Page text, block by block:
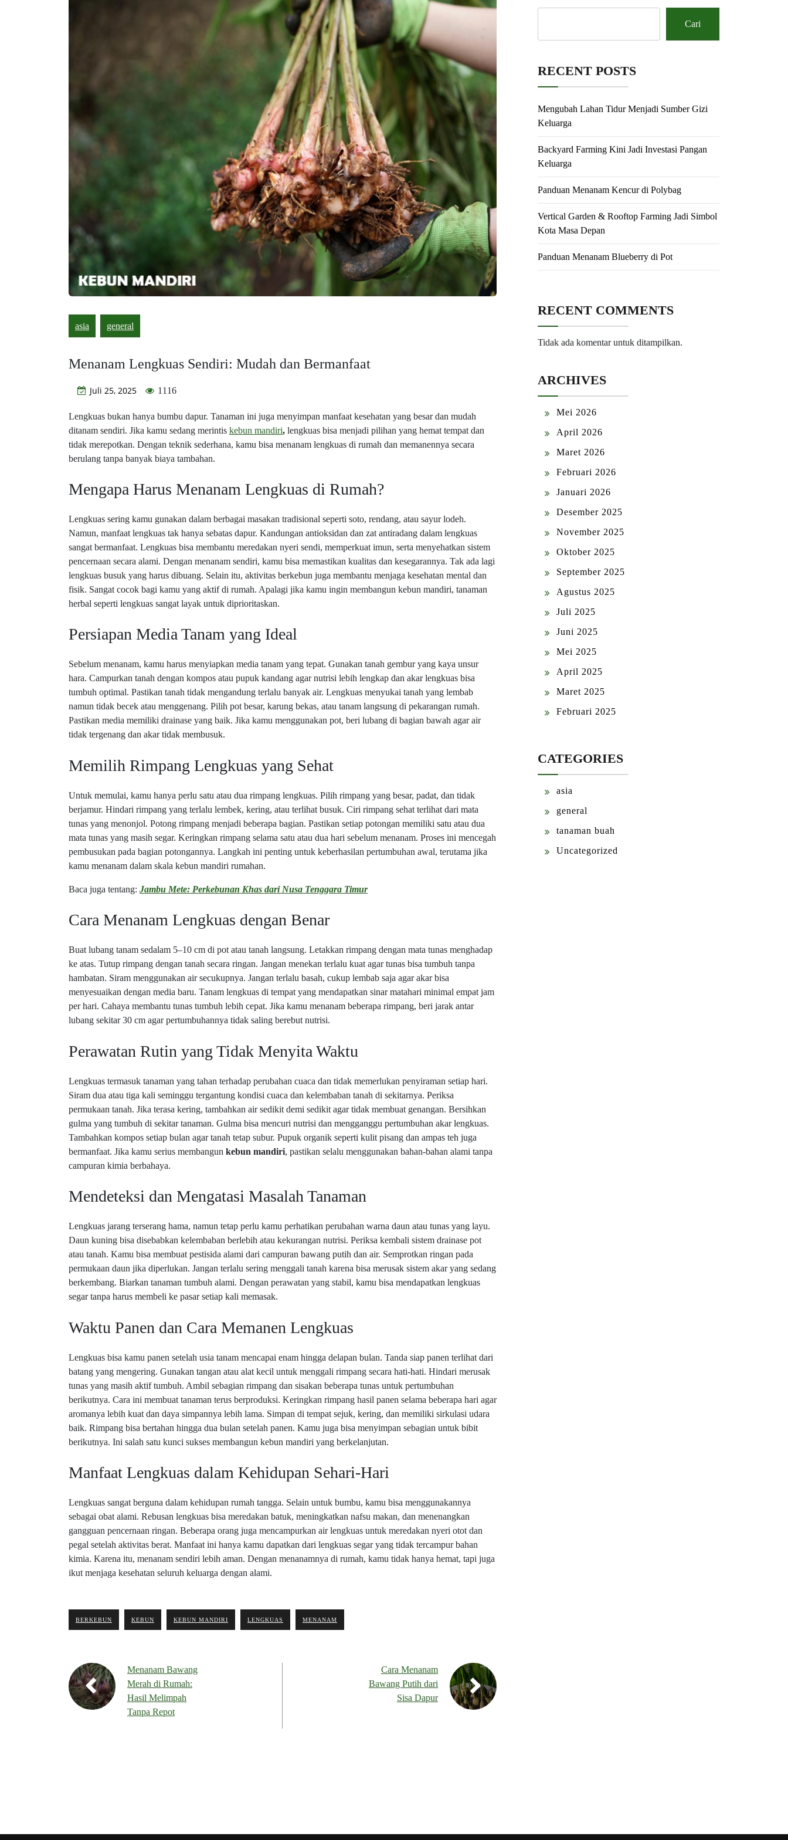
asia general
Menanam Lengkuas Sendiri: Mudah dan Bermanfaat
Juli 25, 2025 1116
Lengkuas bukan hanya bumbu dapur. Tanaman ini juga menyimpan manfaat kesehatan yang besar dan mudah
ditanam sendiri. Jika kamu sedang merintis kebun mandiri, lengkuas bisa menjadi pilihan yang hemat tempat dan
tidak merepotkan. Dengan teknik sederhana, kamu bisa menanam lengkuas di rumah dan memanennya secara
berulang tanpa banyak biaya tambahan.
Mengapa Harus Menanam Lengkuas di Rumah?
Lengkuas sering kamu gunakan dalam berbagai masakan tradisional seperti soto, rendang, atau sayur lodeh.
Namun, manfaat lengkuas tak hanya sebatas dapur. Kandungan antioksidan dan zat antiradang dalam lengkuas
sangat bermanfaat. Lengkuas bisa membantu meredakan nyeri sendi, memperkuat imun, serta menyehatkan sistem
pencernaan secara alami. Dengan menanam sendiri, kamu bisa memastikan kualitas dan kesegarannya. Tak ada lagi
lengkuas busuk yang harus dibuang. Selain itu, aktivitas berkebun juga membantu menjaga kesehatan mental dan
fisik. Sangat cocok bagi kamu yang aktif di rumah. Apalagi jika kamu ingin membangun kebun mandiri, tanaman
herbal seperti lengkuas sangat layak untuk diprioritaskan.
Persiapan Media Tanam yang Ideal
Sebelum menanam, kamu harus menyiapkan media tanam yang tepat. Gunakan tanah gembur yang kaya unsur
hara. Campurkan tanah dengan kompos atau pupuk kandang agar nutrisi lebih lengkap dan akar lengkuas bisa
tumbuh optimal. Pastikan tanah tidak mengandung terlalu banyak air. Lengkuas menyukai tanah yang lembab
namun tidak becek atau menggenang. Pilih pot besar, karung bekas, atau tanam langsung di pekarangan rumah.
Pastikan media memiliki drainase yang baik. Jika kamu menggunakan pot, beri lubang di bagian bawah agar air
tidak tergenang dan akar tidak membusuk.
Memilih Rimpang Lengkuas yang Sehat
Untuk memulai, kamu hanya perlu satu atau dua rimpang lengkuas. Pilih rimpang yang besar, padat, dan tidak
berjamur. Hindari rimpang yang terlalu lembek, kering, atau terlihat busuk. Ciri rimpang sehat terlihat dari mata
tunas yang menonjol. Potong rimpang menjadi beberapa bagian. Pastikan setiap potongan memiliki satu atau dua
mata tunas yang masih segar. Keringkan rimpang selama satu atau dua hari sebelum menanam. Proses ini mencegah
pembusukan pada bagian potongannya. Langkah ini penting untuk keberhasilan pertumbuhan awal, terutama jika
kamu menanam dalam skala kebun mandiri rumahan.
Baca juga tentang: Jambu Mete: Perkebunan Khas dari Nusa Tenggara Timur
Cara Menanam Lengkuas dengan Benar
Buat lubang tanam sedalam 5–10 cm di pot atau tanah langsung. Letakkan rimpang dengan mata tunas menghadap
ke atas. Tutup rimpang dengan tanah secara ringan. Jangan menekan terlalu kuat agar tunas bisa tumbuh tanpa
hambatan. Siram menggunakan air secukupnya. Jangan terlalu basah, cukup lembab saja agar akar bisa
menyesuaikan dengan media baru. Tanam lengkuas di tempat yang mendapatkan sinar matahari minimal empat jam
per hari. Cahaya membantu tunas tumbuh lebih cepat. Jika kamu menanam beberapa rimpang, beri jarak antar
lubang sekitar 30 cm agar pertumbuhannya tidak saling berebut nutrisi.
Perawatan Rutin yang Tidak Menyita Waktu
Lengkuas termasuk tanaman yang tahan terhadap perubahan cuaca dan tidak memerlukan penyiraman setiap hari.
Siram dua atau tiga kali seminggu tergantung kondisi cuaca dan kelembaban tanah di sekitarnya. Periksa
permukaan tanah. Jika terasa kering, tambahkan air sedikit demi sedikit agar tidak membuat genangan. Bersihkan
gulma yang tumbuh di sekitar tanaman. Gulma bisa mencuri nutrisi dan mengganggu pertumbuhan akar lengkuas.
Tambahkan kompos setiap bulan agar tanah tetap subur. Pupuk organik seperti kulit pisang dan ampas teh juga
bermanfaat. Jika kamu serius membangun kebun mandiri, pastikan selalu menggunakan bahan-bahan alami tanpa
campuran kimia berbahaya.
Mendeteksi dan Mengatasi Masalah Tanaman
Lengkuas jarang terserang hama, namun tetap perlu kamu perhatikan perubahan warna daun atau tunas yang layu.
Daun kuning bisa disebabkan kelembaban berlebih atau kekurangan nutrisi. Periksa kembali sistem drainase pot
atau tanah. Kamu bisa membuat pestisida alami dari campuran bawang putih dan air. Semprotkan ringan pada
permukaan daun jika diperlukan. Jangan terlalu sering menggali tanah karena bisa merusak sistem akar yang sedang
berkembang. Biarkan tanaman tumbuh alami. Dengan perawatan yang stabil, kamu bisa mendapatkan lengkuas
segar tanpa harus membeli ke pasar setiap kali memasak.
Waktu Panen dan Cara Memanen Lengkuas
Lengkuas bisa kamu panen setelah usia tanam mencapai enam hingga delapan bulan. Tanda siap panen terlihat dari
batang yang mengering. Gunakan tangan atau alat kecil untuk menggali rimpang secara hati-hati. Hindari merusak
tunas yang masih aktif tumbuh. Ambil sebagian rimpang dan sisakan beberapa tunas untuk pertumbuhan
berikutnya. Cara ini membuat tanaman terus berproduksi. Keringkan rimpang hasil panen selama beberapa hari agar
aromanya lebih kuat dan daya simpannya lebih lama. Simpan di tempat sejuk, kering, dan memiliki sirkulasi udara
baik. Rimpang bisa bertahan hingga dua bulan setelah panen. Kamu juga bisa menyimpan sebagian untuk bibit
berikutnya. Ini salah satu kunci sukses membangun kebun mandiri yang berkelanjutan.
Manfaat Lengkuas dalam Kehidupan Sehari-Hari
Lengkuas sangat berguna dalam kehidupan rumah tangga. Selain untuk bumbu, kamu bisa menggunakannya
sebagai obat alami. Rebusan lengkuas bisa meredakan batuk, meningkatkan nafsu makan, dan menenangkan
gangguan pencernaan ringan. Beberapa orang juga mencampurkan air lengkuas untuk meredakan nyeri otot dan
pegal setelah aktivitas berat. Manfaat ini hanya kamu dapatkan dari lengkuas segar yang tidak tercampur bahan
kimia. Karena itu, menanam sendiri lebih aman. Dengan menanamnya di rumah, kamu tidak hanya hemat, tapi juga
ikut menjaga kesehatan seluruh keluarga dengan alami.
BERKEBUN KEBUN KEBUN MANDIRI LENGKUAS MENANAM
Menanam Bawang
Merah di Rumah:
Hasil Melimpah
Tanpa Repot
Cara Menanam
Bawang Putih dari
Sisa Dapur
Cari
RECENT POSTS
Mengubah Lahan Tidur Menjadi Sumber Gizi
Keluarga
Backyard Farming Kini Jadi Investasi Pangan
Keluarga
Panduan Menanam Kencur di Polybag
Vertical Garden & Rooftop Farming Jadi Simbol
Kota Masa Depan
Panduan Menanam Blueberry di Pot
RECENT COMMENTS
Tidak ada komentar untuk ditampilkan.
ARCHIVES
Mei 2026
April 2026
Maret 2026
Februari 2026
Januari 2026
Desember 2025
November 2025
Oktober 2025
September 2025
Agustus 2025
Juli 2025
Juni 2025
Mei 2025
April 2025
Maret 2025
Februari 2025
CATEGORIES
asia
general
tanaman buah
Uncategorized